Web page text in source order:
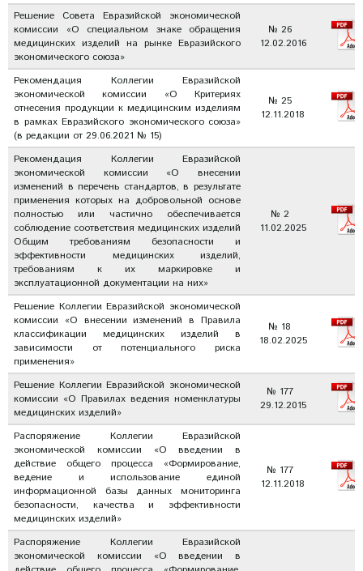
Решение Совета Евразийской экономической
комиссии «О специальном знаке обращения
медицинских изделий на рынке Евразийского
экономического союза»
№ 26
12.02.2016
Рекомендация Коллегии Евразийской
экономической комиссии «О Критериях
отнесения продукции к медицинским изделиям
в рамках Евразийского экономического союза»
(в редакции от 29.06.2021 № 15)
№ 25
12.11.2018
Рекомендация Коллегии Евразийской
экономической комиссии «О внесении
изменений в перечень стандартов, в результате
применения которых на добровольной основе
полностью или частично обеспечивается
соблюдение соответствия медицинских изделий
Общим требованиям безопасности и
эффективности медицинских изделий,
требованиям к их маркировке и
эксплуатационной документации на них»
№ 2
11.02.2025
Решение Коллегии Евразийской экономической
комиссии «О внесении изменений в Правила
классификации медицинских изделий в
зависимости от потенциального риска
применения»
№ 18
18.02.2025
Решение Коллегии Евразийской экономической
комиссии «О Правилах ведения номенклатуры
медицинских изделий»
№ 177
29.12.2015
Распоряжение Коллегии Евразийской
экономической комиссии «О введении в
действие общего процесса «Формирование,
ведение и использование единой
информационной базы данных мониторинга
безопасности, качества и эффективности
медицинских изделий»
№ 177
12.11.2018
Распоряжение Коллегии Евразийской
экономической комиссии «О введении в